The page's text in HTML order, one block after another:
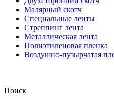
Малярный скотч
Специальные ленты
Стреппинг лента
Металлическая лента
Полиэтиленовая пленка
Воздушно-пузырчатая
Поиск